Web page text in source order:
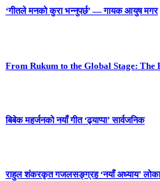
‘गीतले मनको कुरा भन्नुपर्छ’ — गायक आयुष मगर
From Rukum to the Global Stage: The
बिबेक महर्जनको नयाँ गीत ‘ढ्याप्पा’ सार्वजनिक
राहुल शंकरकृत गजलसङ्ग्रह ‘नयाँ अध्याय’